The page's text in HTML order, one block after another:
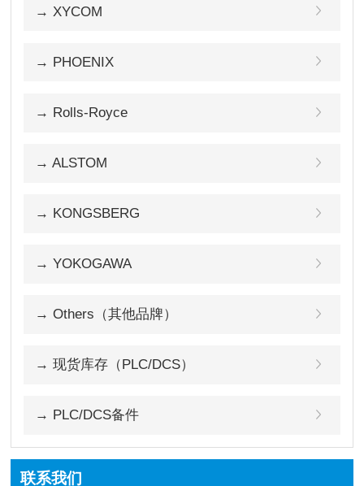
→ XYCOM
→ PHOENIX
→ Rolls-Royce
→ ALSTOM
→ KONGSBERG
→ YOKOGAWA
→ Others（其他品牌）
→ 现货库存（PLC/DCS）
→ PLC/DCS备件
联系我们